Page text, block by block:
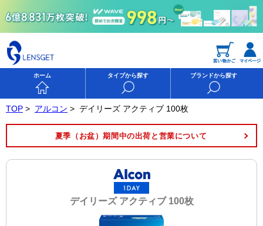
ホーム タイプから探す ブランドから探す
TOP > アルコン > デイリーズ アクティブ 100枚
夏季（お盆）期間中の出荷と営業について
デイリーズ アクティブ 100枚